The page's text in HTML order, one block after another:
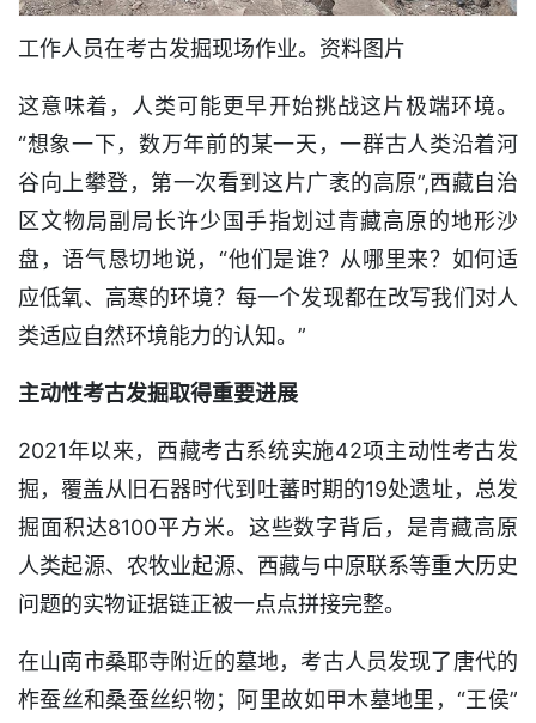
工作人员在考古发掘现场作业。资料图片
这意味着，人类可能更早开始挑战这片极端环境。
“想象一下，数万年前的某一天，一群古人类沿着河
谷向上攀登，第一次看到这片广袤的高原”,西藏自治
区文物局副局长许少国手指划过青藏高原的地形沙
盘，语气恳切地说，“他们是谁？从哪里来？如何适
应低氧、高寒的环境？每一个发现都在改写我们对人
类适应自然环境能力的认知。”
主动性考古发掘取得重要进展
2021年以来，西藏考古系统实施42项主动性考古发
掘，覆盖从旧石器时代到吐蕃时期的19处遗址，总发
掘面积达8100平方米。这些数字背后，是青藏高原
人类起源、农牧业起源、西藏与中原联系等重大历史
问题的实物证据链正被一点点拼接完整。
在山南市桑耶寺附近的墓地，考古人员发现了唐代的
柞蚕丝和桑蚕丝织物；阿里故如甲木墓地里，“王侯”